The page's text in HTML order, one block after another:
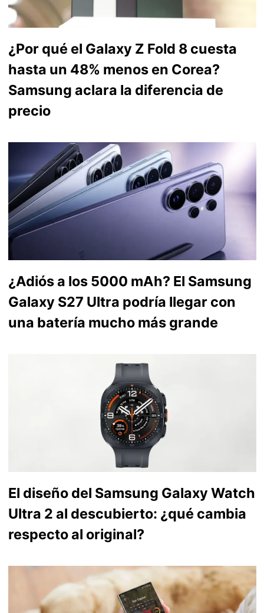
¿Por qué el Galaxy Z Fold 8 cuesta
hasta un 48% menos en Corea?
Samsung aclara la diferencia de
precio
¿Adiós a los 5000 mAh? El Samsung
Galaxy S27 Ultra podría llegar con
una batería mucho más grande
El diseño del Samsung Galaxy Watch
Ultra 2 al descubierto: ¿qué cambia
respecto al original?